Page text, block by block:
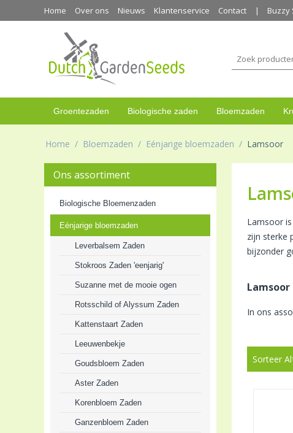
Home Over ons Nieuws Klantenservice Contact Buzzy
Groentezaden Biologische zaden Bloemzaden
Home / Bloemzaden / Eénjarige bloemzaden / Lamsoor
Ons assortiment
Biologische Bloemenzaden
Eénjarige bloemzaden
Leverbalsem Zaden
Stokroos Zaden 'eenjarig'
Suzanne met de mooie ogen
Rotsschild of Alyssum Zaden
Kattenstaart Zaden
Leeuwenbekje
Goudsbloem Zaden
Aster Zaden
Korenbloem Zaden
Ganzenbloem Zaden
Lamsoor
zijn sterke
bijzonder
Lamsoor
In ons
Sorteer